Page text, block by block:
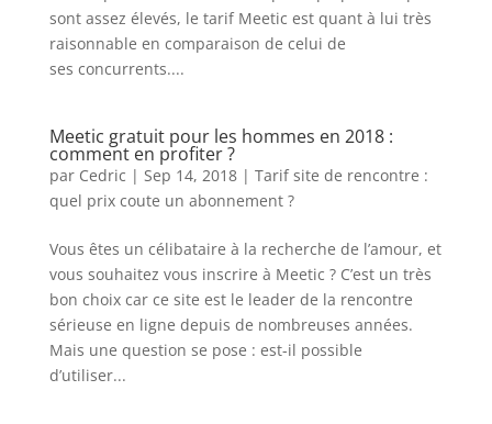
sont assez élevés, le tarif Meetic est quant à lui très
raisonnable en comparaison de celui de
ses concurrents....
Meetic gratuit pour les hommes en 2018 :
comment en profiter ?
par Cedric | Sep 14, 2018| Tarif site de rencontre :
quel prix coute un abonnement ?
Vous êtes un célibataire à la recherche de l’amour, et
vous souhaitez vous inscrire à Meetic ? C’est un très
bon choix car ce site est le leader de la rencontre
sérieuse en ligne depuis de nombreuses années.
Mais une question se pose : est-il possible
d’utiliser...